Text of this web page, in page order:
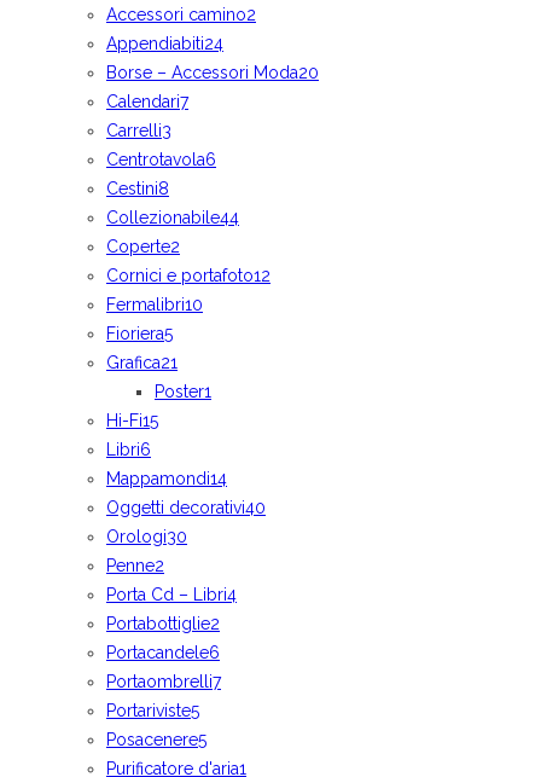
Accessori camino2
Appendiabiti24
Borse – Accessori Moda20
Calendari7
Carrelli3
Centrotavola6
Cestini8
Collezionabile44
Coperte2
Cornici e portafoto12
Fermalibri10
Fioriera5
Grafica21
Poster1
Hi-Fi15
Libri6
Mappamondi14
Oggetti decorativi40
Orologi30
Penne2
Porta Cd – Libri4
Portabottiglie2
Portacandele6
Portaombrelli7
Portariviste5
Posacenere5
Purificatore d'aria1